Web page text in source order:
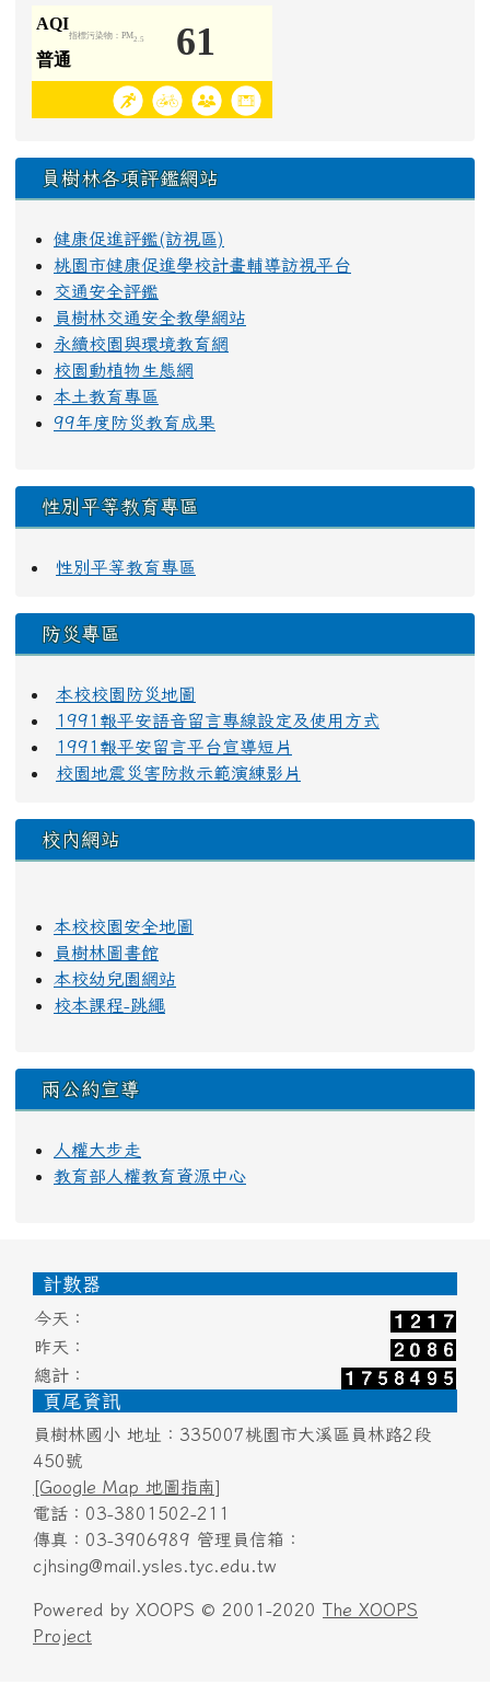
員樹林各項評鑑網站
健康促進評鑑(訪視區)
桃園市健康促進學校計畫輔導訪視平台
交通安全評鑑
員樹林交通安全教學網站
永續校園與環境教育網
校園動植物生態網
本土教育專區
99年度防災教育成果
性別平等教育專區
性別平等教育專區
防災專區
本校校園防災地圖
1991報平安語音留言專線設定及使用方式
1991報平安留言平台宣導短片
校園地震災害防救示範演練影片
校內網站
本校校園安全地圖
員樹林圖書館
本校幼兒園網站
校本課程-跳繩
兩公約宣導
人權大步走
教育部人權教育資源中心
頁尾區域內容
計數器
今天：
昨天：
總計：
頁尾資訊
員樹林國小 地址：335007桃園市大溪區員林路2段
450號
[Google Map 地圖指南]
電話：03-3801502-211
傳真：03-3906989 管理員信箱：
cjhsing@mail.ysles.tyc.edu.tw
Powered by XOOPS © 2001-2020 The XOOPS
Project